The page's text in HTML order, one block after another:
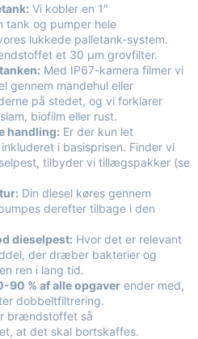
Vi kobler en 1″
og pumper hele
lukkede palletank-system.
et 30 µm grovfilter.
Med IP67-kamera filmer vi
mandehul eller
på stedet, og vi forklarer
biofilm eller rust.
handling: Er der kun let
i basisprisen. Finder vi
tilbyder vi tillægspakker (se
Din diesel køres gennem
derefter tilbage i den
dieselpest: Hvor det er relevant
der dræber bakterier og
ren i lang tid.
90 % af alle opgaver ender med,
dobbeltfiltrering.
brændstoffet så
at det skal bortskaffes.